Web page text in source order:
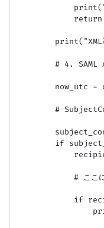
print("
return
print("XML
# 4. SAML
now_utc =
#
if
# ここ
if